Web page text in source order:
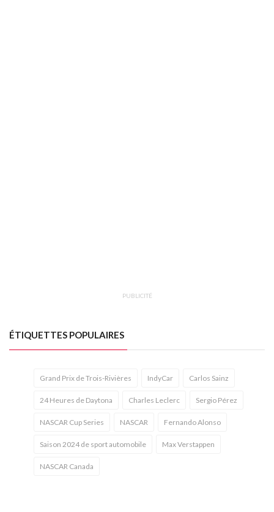
PUBLICITÉ
ÉTIQUETTES POPULAIRES
Grand Prix de Trois-Rivières IndyCar Carlos Sainz
24 Heures de Daytona Charles Leclerc Sergio Pérez
NASCAR Cup Series NASCAR Fernando Alonso
Saison 2024 de sport automobile Max Verstappen
NASCAR Canada